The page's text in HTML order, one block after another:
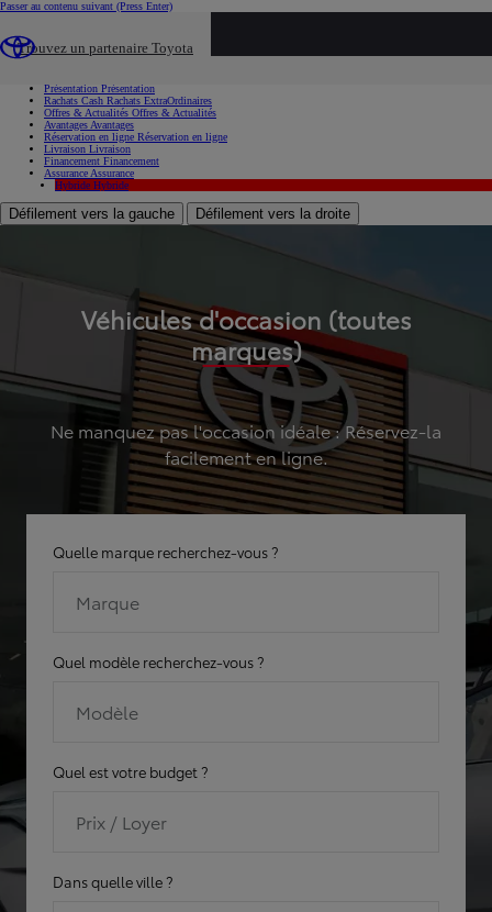
Passer au contenu suivant (Press Enter)
Trouvez un partenaire Toyota
Présentation Présentation
Rachats Cash Rachats ExtraOrdinaires
Offres & Actualités Offres & Actualités
Avantages Avantages
Réservation en ligne Réservation en ligne
Livraison Livraison
Financement Financement
Assurance Assurance
Hybride Hybride
Défilement vers la gauche Défilement vers la droite
Véhicules d'occasion (toutes
marques)
Ne manquez pas l'occasion idéale : Réservez-la
facilement en ligne.
Quelle marque recherchez-vous ?
Marque
Quel modèle recherchez-vous ?
Modèle
Quel est votre budget ?
Prix / Loyer
Dans quelle ville ?